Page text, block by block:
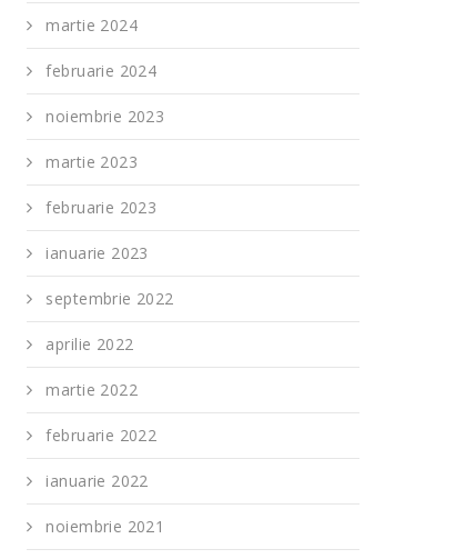
martie 2024
februarie 2024
noiembrie 2023
martie 2023
februarie 2023
ianuarie 2023
septembrie 2022
aprilie 2022
martie 2022
februarie 2022
ianuarie 2022
noiembrie 2021